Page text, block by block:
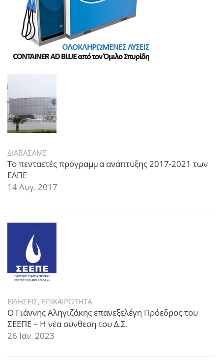
ΔΙΑΒΑΣΑΜΕ
Το πενταετές πρόγραμμα ανάπτυξης 2017-2021 των
ΕΛΠΕ
14 Αυγ. 2017
ΕΙΔΗΣΕΙΣ, ΕΠΙΚΑΙΡΟΤΗΤΑ
Ο Γιάννης Αληγιζάκης επανεξελέγη Πρόεδρος του
ΣΕΕΠΕ – Η νέα σύνθεση του Δ.Σ.
26 Ιαν. 2023